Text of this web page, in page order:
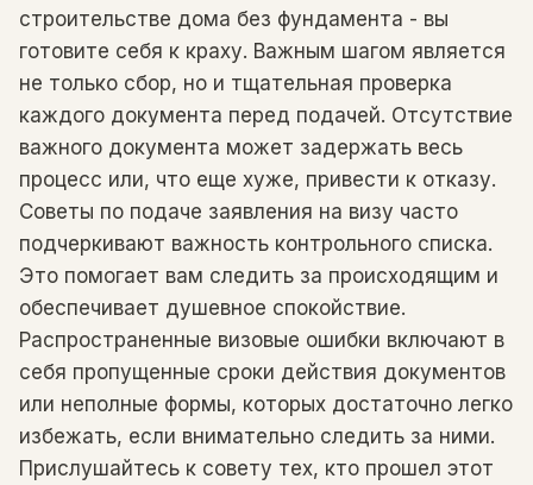
строительстве дома без фундамента - вы
готовите себя к краху. Важным шагом является
не только сбор, но и тщательная проверка
каждого документа перед подачей. Отсутствие
важного документа может задержать весь
процесс или, что еще хуже, привести к отказу.
Советы по подаче заявления на визу часто
подчеркивают важность контрольного списка.
Это помогает вам следить за происходящим и
обеспечивает душевное спокойствие.
Распространенные визовые ошибки включают в
себя пропущенные сроки действия документов
или неполные формы, которых достаточно легко
избежать, если внимательно следить за ними.
Прислушайтесь к совету тех, кто прошел этот